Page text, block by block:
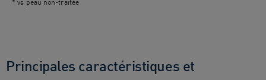
* vs peau non-traitée
Principales caractéristiques et